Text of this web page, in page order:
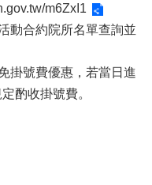
m6ZxI1
動合約院所名單查詢並
掛號費優惠，若當日進
酌收掛號費。